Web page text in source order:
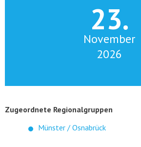
23.
November
2026
Zugeordnete Regionalgruppen
Münster / Osnabrück